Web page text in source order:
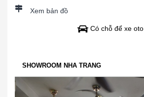
Xem bản đồ
Có chỗ để xe oto
SHOWROOM NHA TRANG